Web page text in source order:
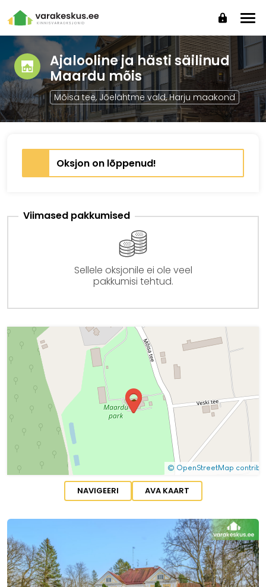
Ajalooline ja hästi säilinud
Maardu mõis
Mõisa tee, Jõelähtme vald, Harju maakond
Oksjon on lõppenud!
Viimased pakkumised
Sellele oksjonile ei ole veel
pakkumisi tehtud.
NAVIGEERI AVA KAART